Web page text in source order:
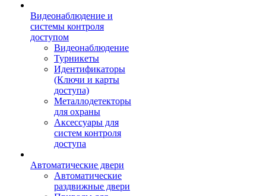
Видеонаблюдение и
системы контроля
доступом
Видеонаблюдение
Турникеты
Идентификаторы
(Ключи и карты
доступа)
Металлодетекторы
для охраны
Аксессуары для
систем контроля
доступа
Автоматические двери
Автоматические
раздвижные двери